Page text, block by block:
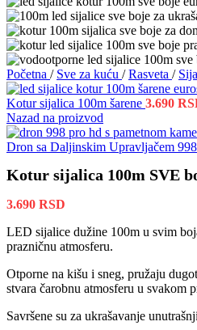
Početna / Sve za kuću / Rasveta /
Kotur sijalica 100m šarene 3.690
Nazad na proizvod
Dron sa Daljinskim Upravljačem
Kotur sijalica 100m SVE
3.690 RSD
LED sijalice dužine 100m u svim
prazničnu atmosferu.
Otporne na kišu i sneg, pružaju
stvara čarobnu atmosferu u svakom
Savršene su za ukrašavanje